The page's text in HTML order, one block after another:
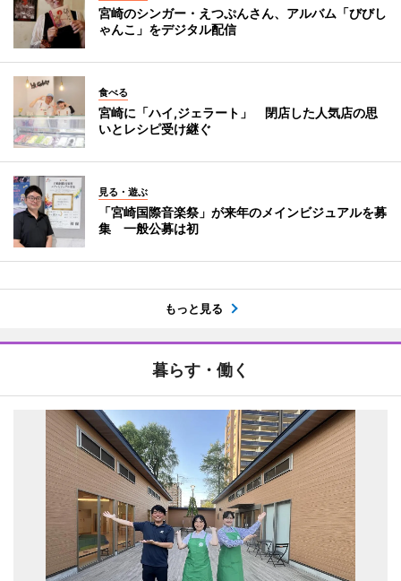
宮崎のシンガー・えつぷんさん、アルバム「びびし
ゃんこ」をデジタル配信
食べる
宮崎に「ハイ,ジェラート」 閉店した人気店の思
いとレシピ受け継ぐ
見る・遊ぶ
「宮崎国際音楽祭」が来年のメインビジュアルを募
集 一般公募は初
もっと見る
暮らす・働く